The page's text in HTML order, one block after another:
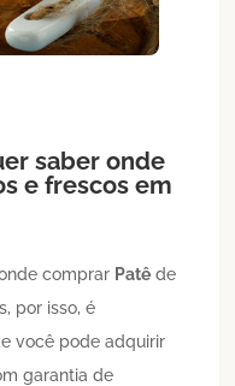
saber onde
e frescos em
comprar Patê de
por isso, é
você pode adquirir
garantia de